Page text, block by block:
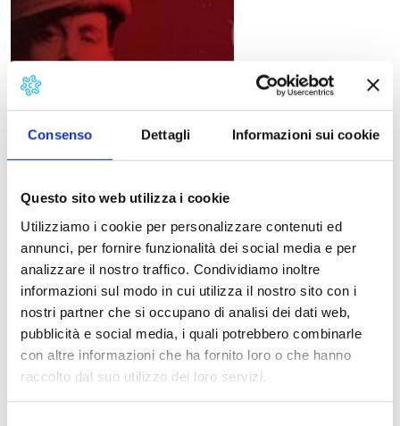
Consenso Dettagli Informazioni sui cookie
Questo sito web utilizza i cookie
Utilizziamo i cookie per personalizzare contenuti ed
annunci, per fornire funzionalità dei social media e per
analizzare il nostro traffico. Condividiamo inoltre
informazioni sul modo in cui utilizza il nostro sito con i
nostri partner che si occupano di analisi dei dati web,
pubblicità e social media, i quali potrebbero combinarle
con altre informazioni che ha fornito loro o che hanno
raccolto dal suo utilizzo dei loro servizi.
Dal giorno di Natale, giovedì 25 dicembre 2010, a
sabato 1 gennaio 2011, nella Basilica di S. Giovanni a
Lucca, si terranno i concerti lirici per le festività natalizie
nell’ambito del festival internazionale Puccini e la sua
Lucca.